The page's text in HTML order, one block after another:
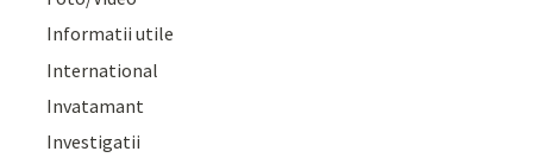
Informatii utile
International
Invatamant
Investigatii